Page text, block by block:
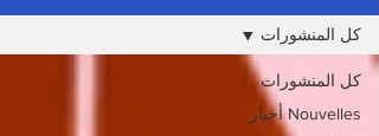
كل المنشورات
Nouvelles أخبار
كل المنشورات